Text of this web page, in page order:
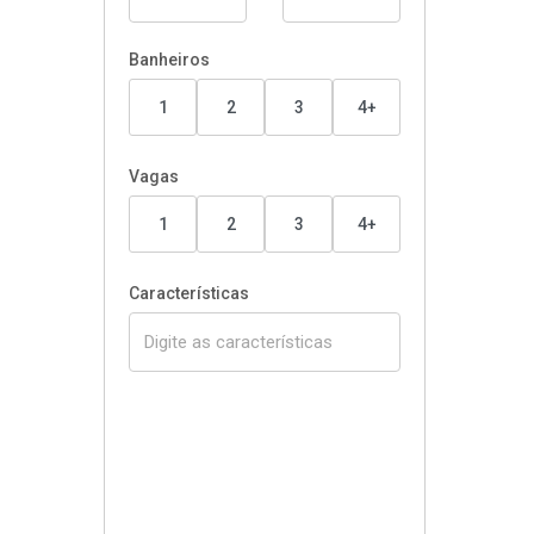
Banheiros
1 2 3 4+
Vagas
1 2 3 4+
Características